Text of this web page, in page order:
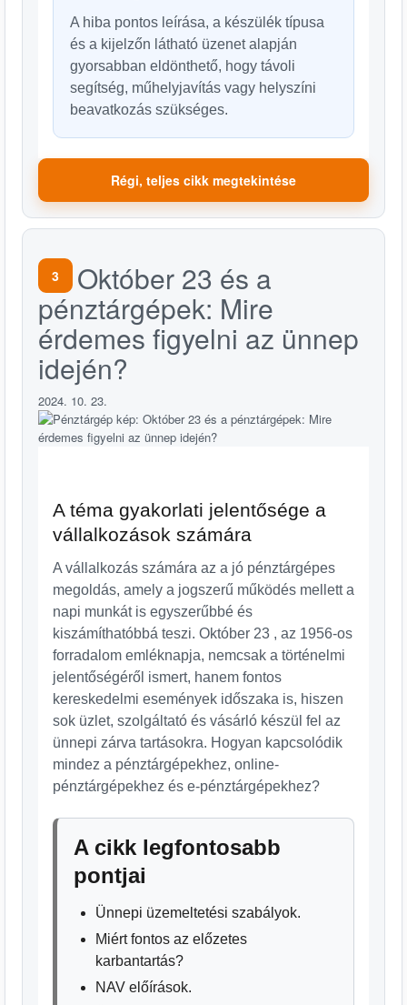
A hiba pontos leírása, a készülék típusa
és a kijelzőn látható üzenet alapján
gyorsabban eldönthető, hogy távoli
segítség, műhelyjavítás vagy helyszíni
beavatkozás szükséges.
Régi, teljes cikk megtekintése
3 Október 23 és a
pénztárgépek: Mire
érdemes figyelni az ünnep
idején?
2024. 10. 23.
A téma gyakorlati jelentősége a
vállalkozások számára
A vállalkozás számára az a jó pénztárgépes
megoldás, amely a jogszerű működés mellett a
napi munkát is egyszerűbbé és
kiszámíthatóbbá teszi. Október 23 , az 1956-os
forradalom emléknapja, nemcsak a történelmi
jelentőségéről ismert, hanem fontos
kereskedelmi események időszaka is, hiszen
sok üzlet, szolgáltató és vásárló készül fel az
ünnepi zárva tartásokra. Hogyan kapcsolódik
mindez a pénztárgépekhez, online-
pénztárgépekhez és e-pénztárgépekhez?
A cikk legfontosabb
pontjai
Ünnepi üzemeltetési szabályok.
Miért fontos az előzetes
karbantartás?
NAV előírások.